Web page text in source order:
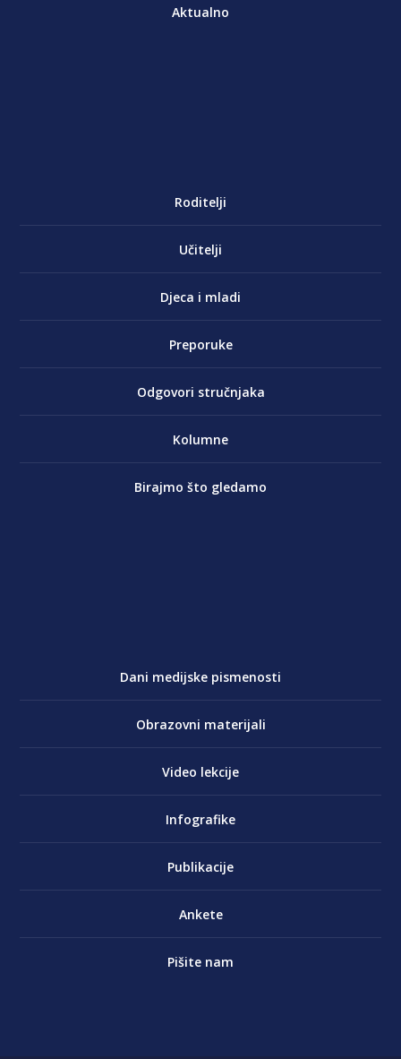
Aktualno
Roditelji
Učitelji
Djeca i mladi
Preporuke
Odgovori stručnjaka
Kolumne
Birajmo što gledamo
Dani medijske pismenosti
Obrazovni materijali
Video lekcije
Infografike
Publikacije
Ankete
Pišite nam